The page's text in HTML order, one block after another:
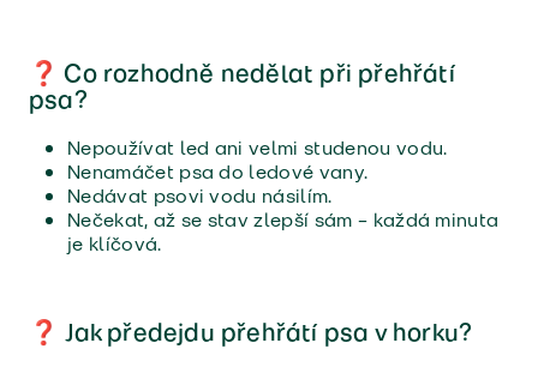
❓ Co rozhodně nedělat při přehřátí
psa?
Nepoužívat led ani velmi studenou vodu.
Nenamáčet psa do ledové vany.
Nedávat psovi vodu násilím.
Nečekat, až se stav zlepší sám – každá minuta
je klíčová.
❓ Jak předejdu přehřátí psa v horku?